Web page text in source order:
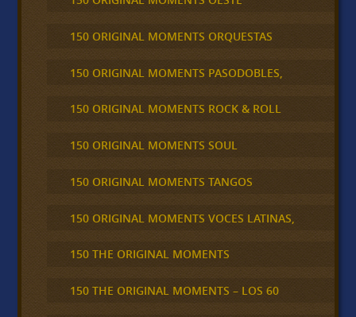
150 ORIGINAL MOMENTS ORQUESTAS
150 ORIGINAL MOMENTS PASODOBLES,
150 ORIGINAL MOMENTS ROCK & ROLL
150 ORIGINAL MOMENTS SOUL
150 ORIGINAL MOMENTS TANGOS
150 ORIGINAL MOMENTS VOCES LATINAS,
150 THE ORIGINAL MOMENTS
150 THE ORIGINAL MOMENTS – LOS 60